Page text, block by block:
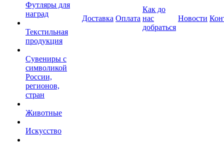
Футляры для
наград
Текстильная
продукция
Сувениры с
символикой
России,
регионов,
стран
Животные
Искусство
Доставка Оплата
Как до
нас
добраться
Новости